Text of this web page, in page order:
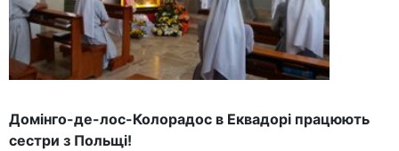
Домінго-де-лос-Колорадос в Еквадорі працюють
сестри з Польщі!